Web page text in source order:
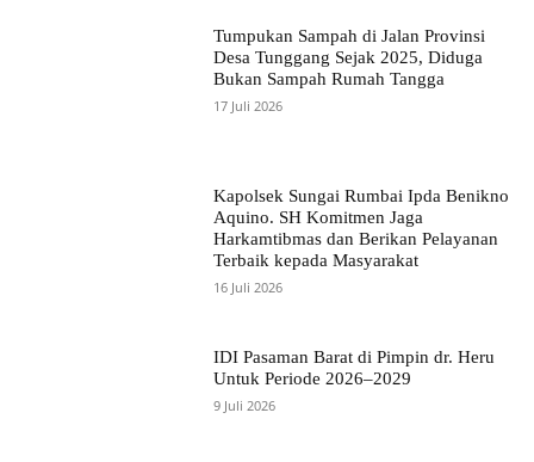
Tumpukan Sampah di Jalan Provinsi
Desa Tunggang Sejak 2025, Diduga
Bukan Sampah Rumah Tangga
17 Juli 2026
Kapolsek Sungai Rumbai Ipda Benikno
Aquino. SH Komitmen Jaga
Harkamtibmas dan Berikan Pelayanan
Terbaik kepada Masyarakat
16 Juli 2026
IDI Pasaman Barat di Pimpin dr. Heru
Untuk Periode 2026–2029
9 Juli 2026